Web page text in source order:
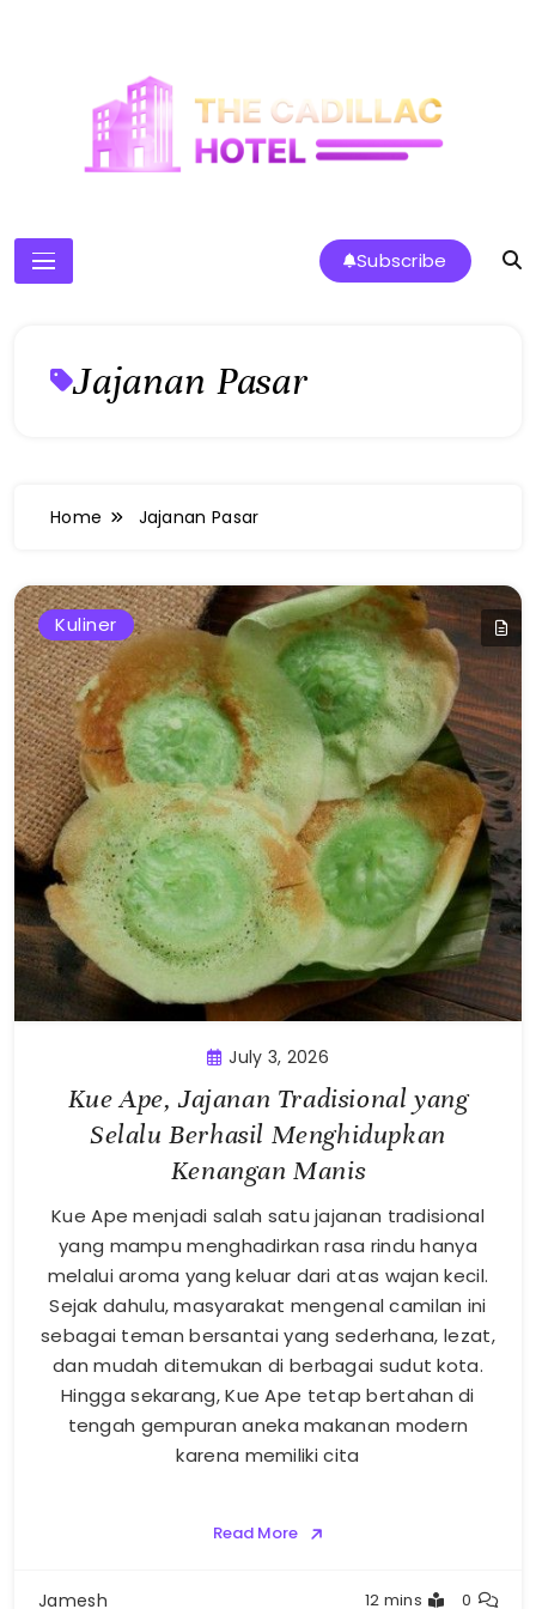
The Cadillac Hotel
Subscribe
Jajanan Pasar
Home Jajanan Pasar
Kuliner
July 3, 2026
Kue Ape, Jajanan Tradisional yang
Selalu Berhasil Menghidupkan
Kenangan Manis
Kue Ape menjadi salah satu jajanan tradisional
yang mampu menghadirkan rasa rindu hanya
melalui aroma yang keluar dari atas wajan kecil.
Sejak dahulu, masyarakat mengenal camilan ini
sebagai teman bersantai yang sederhana, lezat,
dan mudah ditemukan di berbagai sudut kota.
Hingga sekarang, Kue Ape tetap bertahan di
tengah gempuran aneka makanan modern
karena memiliki cita
Read More
Jamesh 12 mins 0